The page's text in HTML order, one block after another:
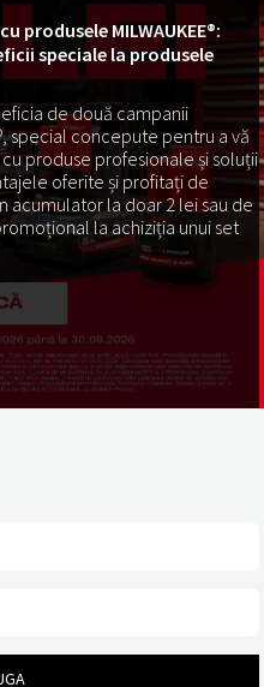
produsele MILWAUKEE®:
speciale la produsele
de două campanii
special concepute pentru a vă
produse profesionale și soluții
oferite și profitați de
acumulator la doar 2 lei sau de
la achiziția unui set